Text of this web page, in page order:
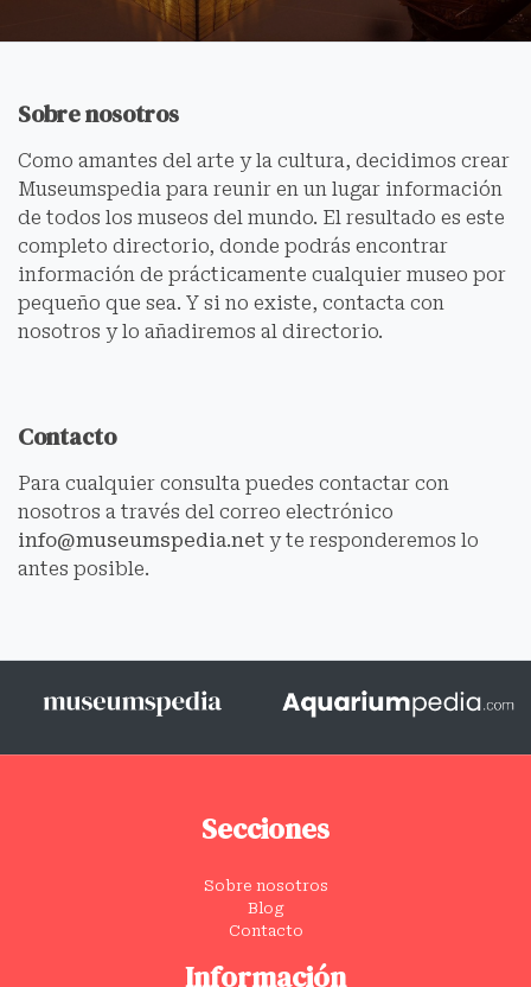
Sobre nosotros
Como amantes del arte y la cultura, decidimos crear
Museumspedia para reunir en un lugar información
de todos los museos del mundo. El resultado es este
completo directorio, donde podrás encontrar
información de prácticamente cualquier museo por
pequeño que sea. Y si no existe, contacta con
nosotros y lo añadiremos al directorio.
Contacto
Para cualquier consulta puedes contactar con
nosotros a través del correo electrónico
info@museumspedia.net y te responderemos lo
antes posible.
Secciones
Sobre nosotros
Blog
Contacto
Información